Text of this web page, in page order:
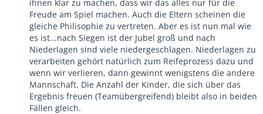
ihnen klar zu machen, dass wir das alles nur für die
Freude am Spiel machen. Auch die Eltern scheinen die
gleiche Philisophie zu vertreten. Aber es ist nun mal wie
es ist...nach Siegen ist der Jubel groß und nach
Niederlagen sind viele niedergeschlagen. Niederlagen zu
verarbeiten gehört natürlich zum Reifeprozess dazu und
wenn wir verlieren, dann gewinnt wenigstens die andere
Mannschaft. Die Anzahl der Kinder, die sich über das
Ergebnis freuen (Teamübergreifend) bleibt also in beiden
Fällen gleich.